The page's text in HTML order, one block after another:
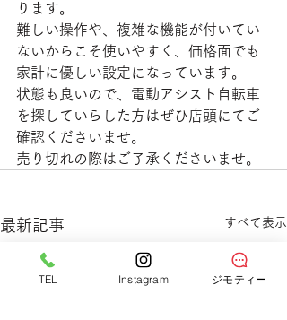
ります。
難しい操作や、複雑な機能が付いてい
ないからこそ使いやすく、価格面でも
家計に優しい設定になっています。
状態も良いので、電動アシスト自転車
を探していらした方はぜひ店頭にてご
確認くださいませ。
売り切れの際はご了承くださいませ。
最新記事 すべて表示
TEL Instagram ジモティー